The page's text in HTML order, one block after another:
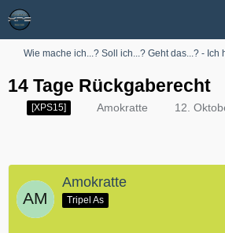
Wie mache ich...? Soll ich...? Geht das...? - Ich
14 Tage Rückgaberecht
[XPS15] Amokratte 12.
Amokratte
Tripel As